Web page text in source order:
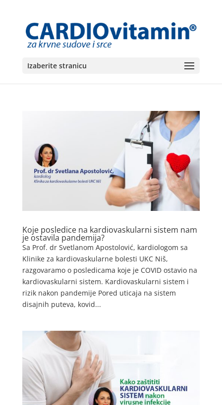
Izaberite stranicu
Koje posledice na kardiovaskularni sistem nam
je ostavila pandemija?
Sa Prof. dr Svetlanom Apostolović, kardiologom sa
Klinike za kardiovaskularne bolesti UKC Niš,
razgovaramo o posledicama koje je COVID ostavio na
kardiovaskularni sistem. Kardiovaskularni sistem i
rizik nakon pandemije Pored uticaja na sistem
disajnih puteva, kovid...